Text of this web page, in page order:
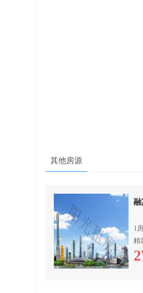
其他房源
融
1
精